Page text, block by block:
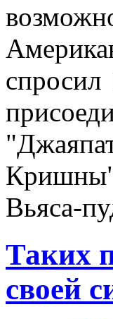
Вьяса-
Таких
своей